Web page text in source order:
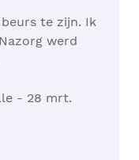
te zijn. Ik
werd
- 28 mrt.